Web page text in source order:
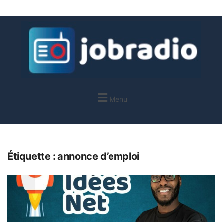
Menu
Étiquette :annonce d’emploi